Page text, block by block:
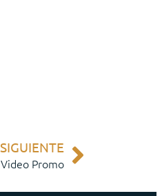
SIGUIENTE
Promo